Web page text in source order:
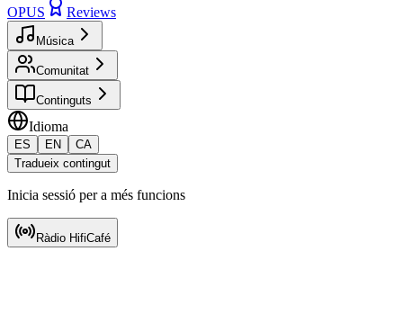
OPUS
Reviews
Música
Comunitat
Continguts
Idioma
ES EN
CA
Tradueix contingut
Inicia sessió per a més funcions
Ràdio HifiCafé